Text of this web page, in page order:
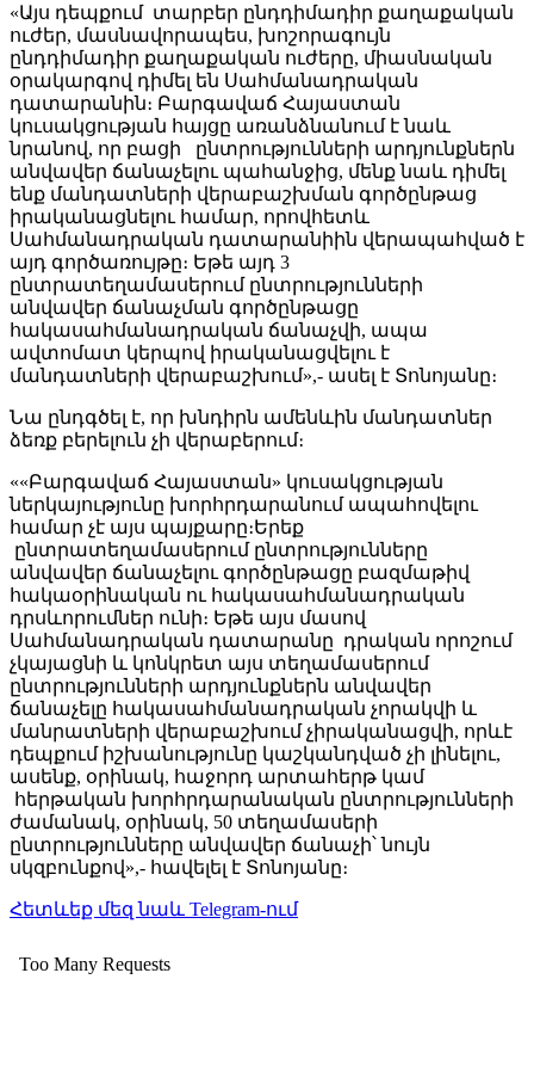
«Այս դեպքում տարբեր ընդդիմադիր քաղաքական
ուժեր, մասնավորապես, խոշորագույն
ընդդիմադիր քաղաքական ուժերը, միասնական
օրակարգով դիմել են Սահմանադրական
դատարանին։ Բարգավաճ Հայաստան
կուսակցության հայցը առանձնանում է նաև
նրանով, որ բացի ընտրությունների արդյունքներն
անվավեր ճանաչելու պահանջից, մենք նաև դիմել
ենք մանդատների վերաբաշխման գործընթաց
իրականացնելու համար, որովհետև
Սահմանադրական դատարանիին վերապահված է
այդ գործառույթը։ Եթե այդ 3
ընտրատեղամասերում ընտրությունների
անվավեր ճանաչման գործընթացը
հակասահմանադրական ճանաչվի, ապա
ավտոմատ կերպով իրականացվելու է
մանդատների վերաբաշխում»,- ասել է Տոնոյանը։
Նա ընդգծել է, որ խնդիրն ամենևին մանդատներ
ձեռք բերելուն չի վերաբերում։
««Բարգավաճ Հայաստան» կուսակցության
ներկայությունը խորհրդարանում ապահովելու
համար չէ այս պայքարը։Երեք
ընտրատեղամասերում ընտրությունները
անվավեր ճանաչելու գործընթացը բազմաթիվ
հակաօրինական ու հակասահմանադրական
դրսևորումներ ունի։ Եթե այս մասով
Սահմանադրական դատարանը դրական որոշում
չկայացնի և կոնկրետ այս տեղամասերում
ընտրությունների արդյունքներն անվավեր
ճանաչելը հակասահմանադրական չորակվի և
մանրատների վերաբաշխում չիրականացվի, որևէ
դեպքում իշխանությունը կաշկանդված չի լինելու,
ասենք, օրինակ, հաջորդ արտահերթ կամ
հերթական խորհրդարանական ընտրությունների
ժամանակ, օրինակ, 50 տեղամասերի
ընտրությունները անվավեր ճանաչի՝ նույն
սկզբունքով»,- հավելել է Տոնոյանը։
Հետևեք մեզ նաև Telegram-ում